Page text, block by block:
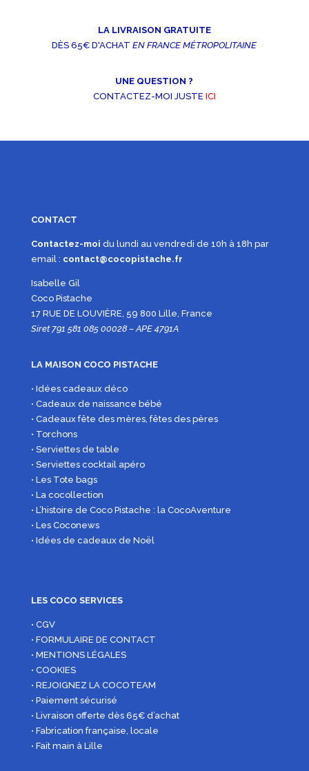
LA LIVRAISON GRATUITE
DÈS 65€ D'ACHATEN FRANCE MÉTROPOLITAINE
UNE QUESTION ?
CONTACTEZ-MOI JUSTE ICI
CONTACT
Contactez-moi du lundi au vendredi de 10h à 18h par
email : contact@cocopistache.fr
Isabelle Gil
Coco Pistache
17 RUE DE LOUVIÈRE, 59 800 Lille, France
Siret 791 581 085 00028 – APE 4791A
LA MAISON COCO PISTACHE
• Idées cadeaux déco
• Cadeaux de naissance bébé
• Cadeaux fête des mères, fêtes des pères
• Torchons
• Serviettes de table
• Serviettes cocktail apéro
• Les Tote bags
• La cocollection
• L’histoire de Coco Pistache : la CocoAventure
• Les Coconews
• Idées de cadeaux de Noël
LES COCO SERVICES
• CGV
• FORMULAIRE DE CONTACT
• MENTIONS LÉGALES
• COOKIES
• REJOIGNEZ LA COCOTEAM
• Paiement sécurisé
• Livraison offerte dès 65€ d’achat
• Fabrication française, locale
• Fait main à Lille